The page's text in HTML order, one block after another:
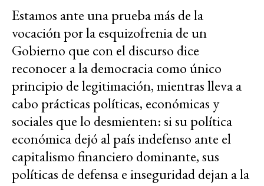
Estamos ante una prueba más de la
vocación por la esquizofrenia de un
Gobierno que con el discurso dice
reconocer a la democracia como único
principio de legitimación, mientras lleva a
cabo prácticas políticas, económicas y
sociales que lo desmienten: si su política
económica dejó al país indefenso ante el
capitalismo financiero dominante, sus
políticas de defensa e inseguridad dejan a la